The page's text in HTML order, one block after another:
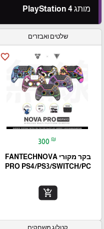
מותג PlayStation 4
שלטים ואבזרים
favorite_border
300 ₪
בקר מקורי FANTECHNOVA
PRO PS4/PS3/SWITCH/PC
add_shopping_cart